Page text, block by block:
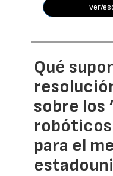
ver/
Qué
sobre los
robóticos
para el